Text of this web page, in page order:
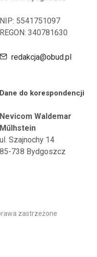
NIP: 5541751097
REGON: 340781630
redakcja@obud.pl
Dane do korespondencji
Nevicom Waldemar
Műlhstein
ul. Szajnochy 14
85-738 Bydgoszcz
zastrzeżone